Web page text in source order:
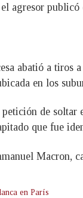
agresor publicó
abatió a tiros
en los
de soltar
que fue
Macron,
en París